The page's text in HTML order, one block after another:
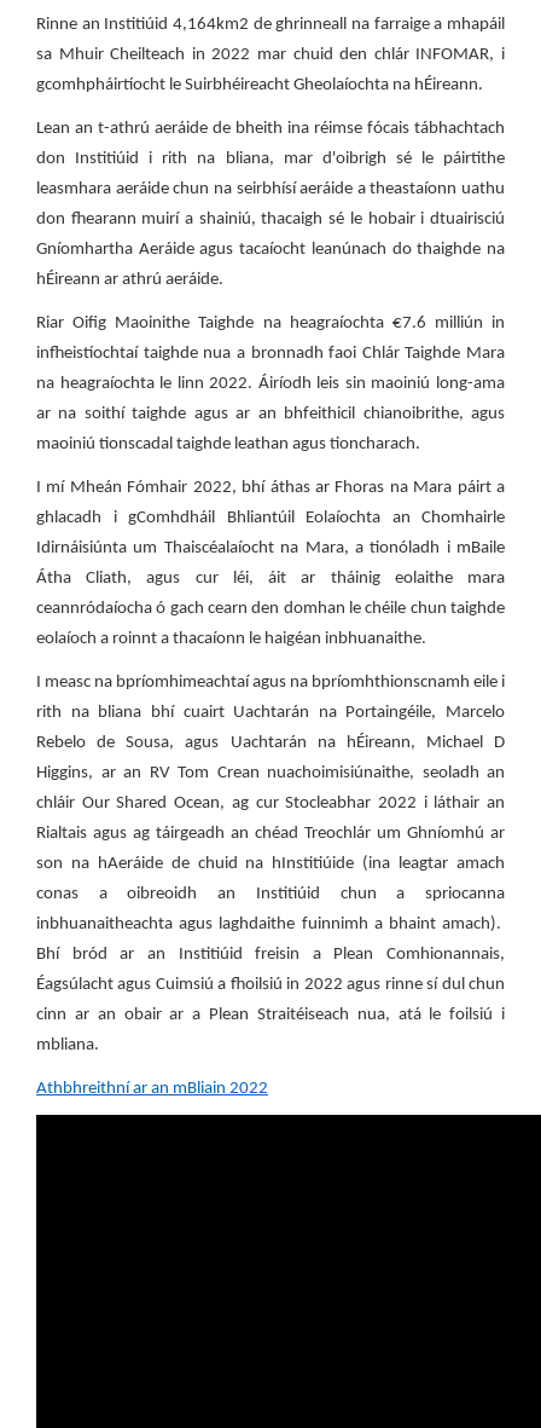
Rinne an Institiúid 4,164km2 de ghrinneall na farraige a mhapáil
sa Mhuir Cheilteach in 2022 mar chuid den chlár INFOMAR, i
gcomhpháirtíocht le Suirbhéireacht Gheolaíochta na hÉireann.
Lean an t-athrú aeráide de bheith ina réimse fócais tábhachtach
don Institiúid i rith na bliana, mar d'oibrigh sé le páirtithe
leasmhara aeráide chun na seirbhísí aeráide a theastaíonn uathu
don fhearann muirí a shainiú, thacaigh sé le hobair i dtuairisciú
Gníomhartha Aeráide agus tacaíocht leanúnach do thaighde na
hÉireann ar athrú aeráide.
Riar Oifig Maoinithe Taighde na heagraíochta €7.6 milliún in
infheistíochtaí taighde nua a bronnadh faoi Chlár Taighde Mara
na heagraíochta le linn 2022. Áiríodh leis sin maoiniú long-ama
ar na soithí taighde agus ar an bhfeithicil chianoibrithe, agus
maoiniú tionscadal taighde leathan agus tioncharach.
I mí Mheán Fómhair 2022, bhí áthas ar Fhoras na Mara páirt a
ghlacadh i gComhdháil Bhliantúil Eolaíochta an Chomhairle
Idirnáisiúnta um Thaiscéalaíocht na Mara, a tionóladh i mBaile
Átha Cliath, agus cur léi, áit ar tháinig eolaithe mara
ceannródaíocha ó gach cearn den domhan le chéile chun taighde
eolaíoch a roinnt a thacaíonn le haigéan inbhuanaithe.
I measc na bpríomhimeachtaí agus na bpríomhthionscnamh eile i
rith na bliana bhí cuairt Uachtarán na Portaingéile, Marcelo
Rebelo de Sousa, agus Uachtarán na hÉireann, Michael D
Higgins, ar an RV Tom Crean nuachoimisiúnaithe, seoladh an
chláir Our Shared Ocean, ag cur Stocleabhar 2022 i láthair an
Rialtais agus ag táirgeadh an chéad Treochlár um Ghníomhú ar
son na hAeráide de chuid na hInstitiúide (ina leagtar amach
conas a oibreoidh an Institiúid chun a spriocanna
inbhuanaitheachta agus laghdaithe fuinnimh a bhaint amach).
Bhí bród ar an Institiúid freisin a Plean Comhionannais,
Éagsúlacht agus Cuimsiú a fhoilsiú in 2022 agus rinne sí dul chun
cinn ar an obair ar a Plean Straitéiseach nua, atá le foilsiú i
mbliana.
Athbhreithní ar an mBliain 2022